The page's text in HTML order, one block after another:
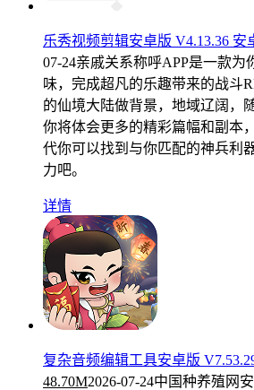
乐秀视频剪辑安卓版 V4.13.36 安
07-24亲戚关系称呼APP是一款为
味，完成超凡的乐趣带来的战斗
的仙境大陆做背景，地域辽阔，
你将体会更多的精彩篇幅和副本
代你可以找到与你匹配的神兵利
力吧。
详情
复杂音频编辑工具安卓版
48.70M2026-07-24中国种养殖网